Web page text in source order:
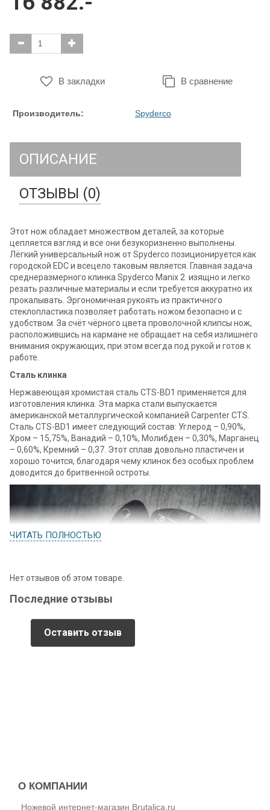
В закладки В сравнение
Производитель: Spyderco
ОПИСАНИЕ
ОТЗЫВЫ (0)
Этот нож обладает множеством деталей, за которые
цепляется взгляд и все они безукоризненно выполнены.
Лёгкий универсальный нож от Spyderco позиционируется как
городской EDC и всецело таковым является. Главная задача
среднеразмерного клинка Spyderco Manix 2 изящно и легко
резать различные материалы и если требуется аккуратно их
прокалывать. Эргономичная рукоять из практичного
стеклопластика позволяет работать ножом безопасно и с
удобством. За счёт чёрного цвета проволочной клипсы нож,
расположившись на кармане не обращает на себя излишнего
внимания окружающих, при этом всегда под рукой и готов к
работе.
Сталь клинка
Нержавеющая хромистая сталь CTS-BD1 применяется для
изготовления клинка. Эта марка стали выпускается
американской металлургической компанией Carpenter CTS.
Сталь CTS-BD1 имеет следующий состав: Углерод – 0,90%,
Хром – 15,75%, Ванадий – 0,10%, Молибден – 0,30%, Марганец
– 0,60%, Кремний – 0,37. Этот сплав довольно пластичен и
хорошо точится, благодаря чему клинок без особых проблем
доводится до бритвенной остроты.
ЧИТАТЬ ПОЛНОСТЬЮ
Нет отзывов об этом товаре.
Последние отзывы
Оставить отзыв
О КОМПАНИИ
Ножевой интернет-магазин Brutalica.ru